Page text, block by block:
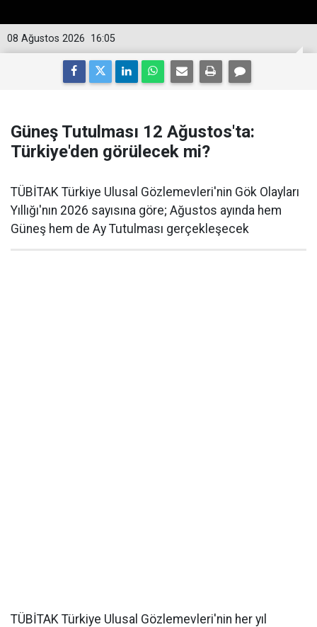
16:05
08 Ağustos 2026
Güneş Tutulması 12 Ağustos'ta:
Türkiye'den görülecek mi?
TÜBİTAK Türkiye Ulusal Gözlemevleri'nin Gök Olayları
Yıllığı'nın 2026 sayısına göre; Ağustos ayında hem
Güneş hem de Ay Tutulması gerçekleşecek
TÜBİTAK Türkiye Ulusal Gözlemevleri'nin her yıl